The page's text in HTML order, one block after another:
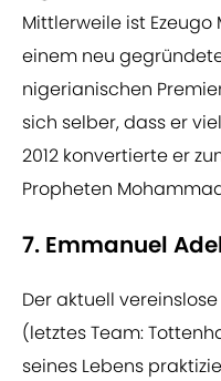
Mittlerweile ist
einem neu
nigerianischen
sich selber, dass er
2012 konvertierte er
Propheten
7. Emmanuel
Der aktuell
(letztes Team:
seines Lebens